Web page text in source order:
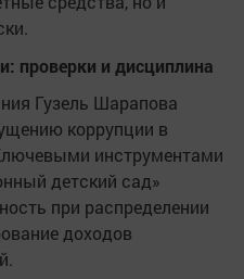
проверки и дисциплина
Гузель Шарапова
коррупции в
инструментами
детский сад»
при распределении
доходов